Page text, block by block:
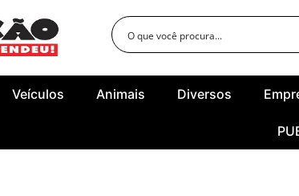
Veículos Animais Diversos